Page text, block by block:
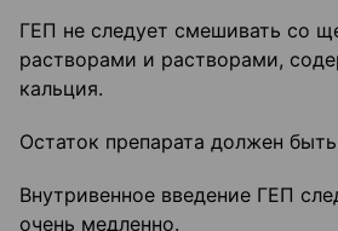
ГЕП не следует смешивать со
растворами и растворами,
кальция.
Остаток препарата должен
Внутривенное введение ГЕП
очень медленно.